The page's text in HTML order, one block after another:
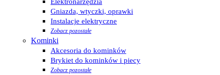
Gniazda, wtyczki, oprawki
Instalacje elektryczne
Zobacz pozostałe
Kominki
Akcesoria do kominków
Brykiet do kominków i piecy
Zobacz pozostałe